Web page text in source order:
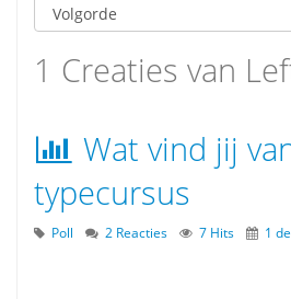
1 Creaties van
Wat vind jij
typecursus
Poll 2 Reacties 7 Hits 1